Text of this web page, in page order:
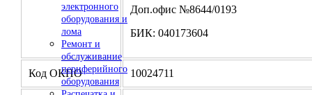
электронного
оборудования и
лома
Ремонт и
обслуживание
периферийного
оборудования
Доп.офис №8644/0193
БИК: 040173604
Код ОКПО 10024711